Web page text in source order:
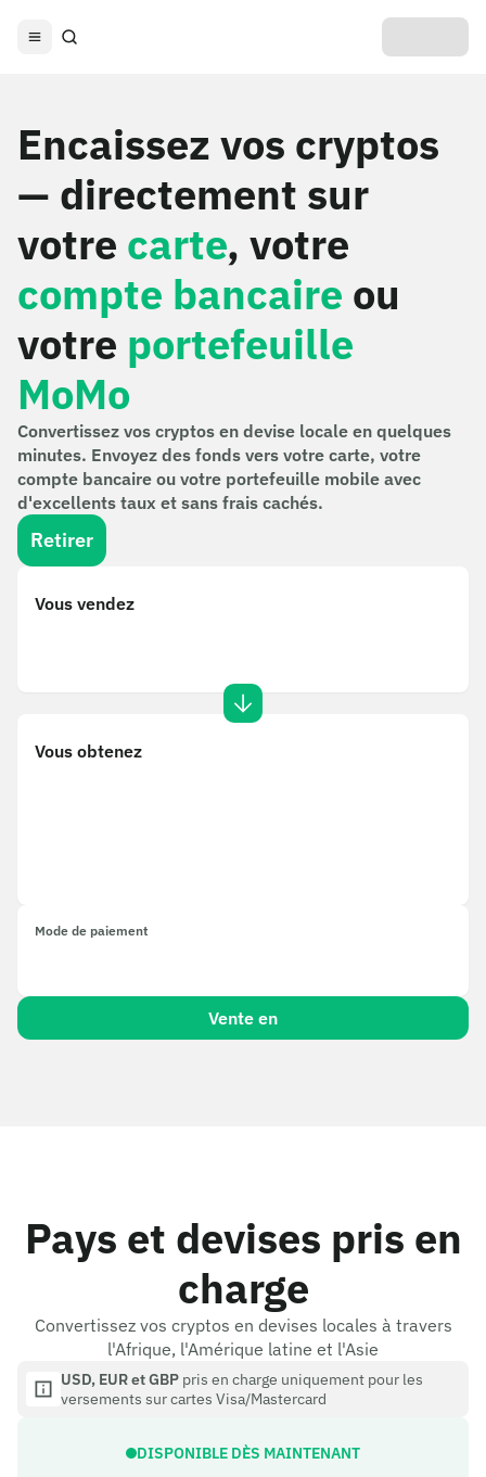
Encaissez vos cryptos
— directement sur
votre carte, votre
compte bancaire ou
votre portefeuille
MoMo
Convertissez vos cryptos en devise locale en quelques
minutes. Envoyez des fonds vers votre carte, votre
compte bancaire ou votre portefeuille mobile avec
d'excellents taux et sans frais cachés.
Retirer
Vous vendez
Vous obtenez
Mode de paiement
Vente en
Pays et devises pris en
charge
Convertissez vos cryptos en devises locales à travers
l'Afrique, l'Amérique latine et l'Asie
USD, EUR et GBP pris en charge uniquement pour les
versements sur cartes Visa/Mastercard
DISPONIBLE DÈS MAINTENANT